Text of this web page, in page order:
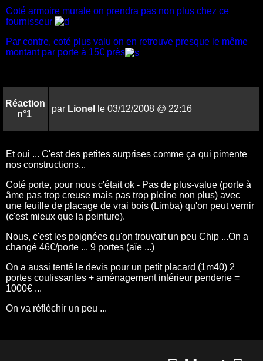
Coté armoire murale on prendra pas non plus chez ce
fournisseur
Par contre, coté plus valu on en retrouve presque le même
montant par porte à 15€ près
Réaction
n°1
par Lionel le 03/12/2008 @ 22:16
Et oui ... C'est des petites surprises comme ça qui pimente
nos constructions...
Coté porte, pour nous c'était ok - Pas de plus-value (porte à
âme pas trop creuse mais pas trop pleine non plus) avec
une feuille de placage de vrai bois (Limba) qu'on peut vernir
(c'est mieux que la peinture).
Nous, c'est les poignées qu'on trouvait un peu Chip ...On a
changé 46€/porte ... 9 portes (aïe ...)
On a aussi tenté le devis pour un petit placard (1m40) 2
portes coulissantes + aménagement intérieur penderie =
1000€ ...
On va réfléchir un peu ...